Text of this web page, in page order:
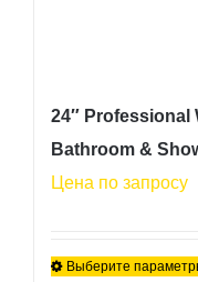
24″ Professional
Bathroom &
Цена по запросу
Выберите